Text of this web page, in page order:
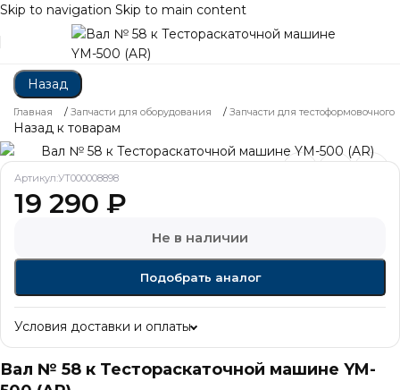
Skip to navigation Skip to main content
Назад
Главная / Запчасти для оборудования / Запчасти для
Назад к товарам
Вал № 58 к Тестораскаточной машине YM-
Артикул:УТ000008898
19 290 ₽
Не в наличии
Подобрать аналог
Условия доставки и оплаты